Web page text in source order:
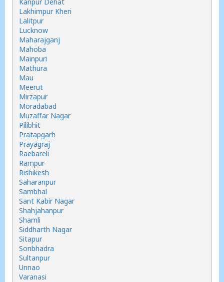
Lakhimpur Kheri
Lalitpur
Lucknow
Maharajganj
Mahoba
Mainpuri
Mathura
Mau
Meerut
Mirzapur
Moradabad
Muzaffar Nagar
Pilibhit
Pratapgarh
Prayagraj
Raebareli
Rampur
Rishikesh
Saharanpur
Sambhal
Sant Kabir Nagar
Shahjahanpur
Shamli
Siddharth Nagar
Sitapur
Sonbhadra
Sultanpur
Unnao
Varanasi